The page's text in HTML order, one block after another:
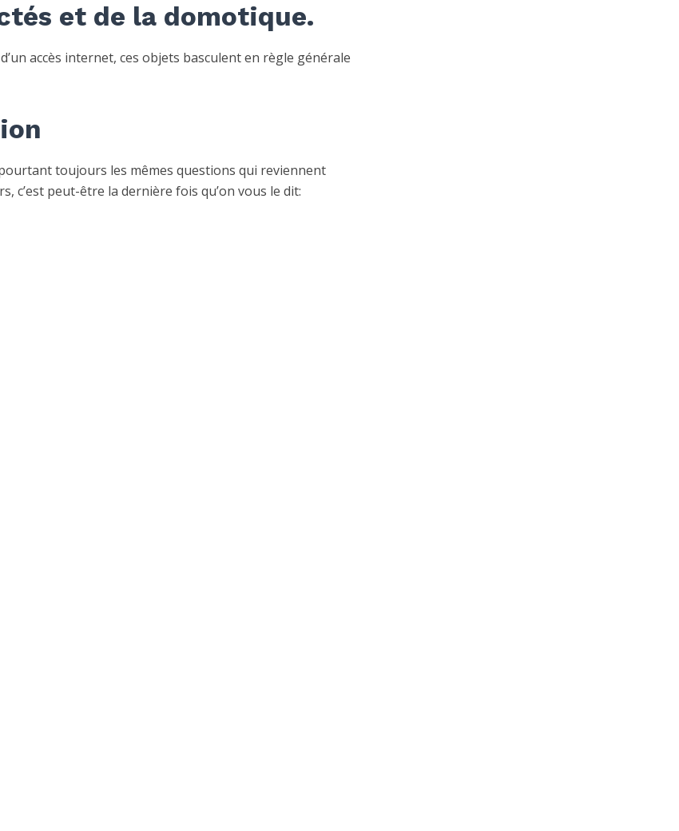
et de la domotique.
accès internet, ces objets basculent en règle générale
toujours les mêmes questions qui reviennent
c’est peut-être la dernière fois qu’on vous le dit: